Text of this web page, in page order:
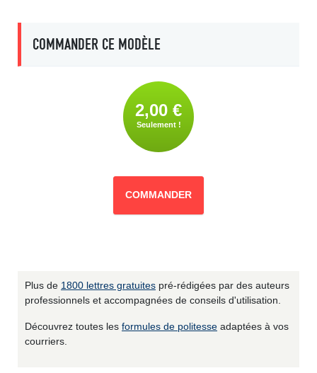
COMMANDER CE MODÈLE
2,00 €
Seulement !
COMMANDER
Plus de 1800 lettres gratuites pré-rédigées par des auteurs
professionnels et accompagnées de conseils d'utilisation.
Découvrez toutes les formules de politesse adaptées à vos
courriers.